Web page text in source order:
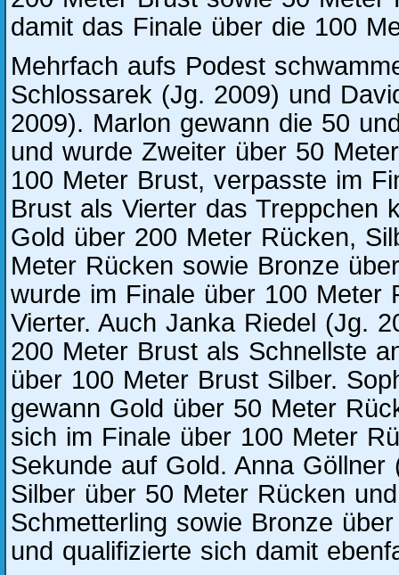
damit das Finale über die 100
Mehrfach aufs Podest
Schlossarek (Jg. 2009) und
2009). Marlon gewann die 50
und wurde Zweiter über 50
100 Meter Brust, verpasste im
Brust als Vierter das Treppchen
Gold über 200 Meter Rücken,
Meter Rücken sowie Bronze
wurde im Finale über 100 Meter
Vierter. Auch Janka Riedel (Jg.
200 Meter Brust als Schnellste
über 100 Meter Brust Silber.
gewann Gold über 50 Meter
sich im Finale über 100 Meter
Sekunde auf Gold. Anna Göllner
Silber über 50 Meter Rücken
Schmetterling sowie Bronze
und qualifizierte sich damit